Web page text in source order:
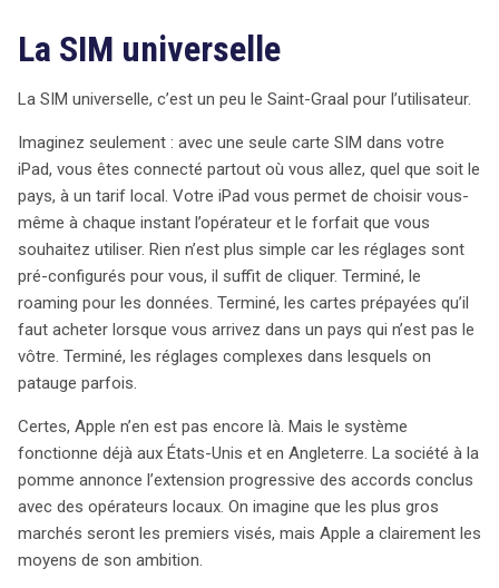
La SIM universelle pourrait bien révolutionner notre
façon de rester connectés à l’étranger. Imaginez une
seule carte SIM pour votre iPad, vous permettant de
conviennent, sans les tracas du roaming ou des cartes
prépayées. Bien que ce système soit déjà en place aux
États-Unis et au Royaume-Uni, Apple prévoit de l’étendre
progressivement, visant les principaux marchés.
Actuellement, la SIM universelle ne concerne que les
données, mais son potentiel est immense, notamment
pour les services de streaming et les applications qui
nécessitent une connexion constante. Cette initiative
marque un tournant décisif pour Apple, qui a
historiquement établi des partenariats exclusifs avec
des opérateurs pour la distribution de ses produits. En
rendant la carte SIM traditionnelle obsolète, Apple remet
en question un modèle économique ancré dans
l’industrie des télécommunications. Ce mouvement
pourrait également s’inscrire dans une stratégie plus
large, où Apple, évoluant vers une société de services,
pourrait exploiter les données utilisateur à des fins
La SIM universelle
La SIM universelle, c’est un peu le Saint-Graal pour l’utilisateur.
Imaginez seulement : avec une seule carte SIM dans votre
iPad, vous êtes connecté partout où vous allez, quel que soit le
pays, à un tarif local. Votre iPad vous permet de choisir vous-
même à chaque instant l’opérateur et le forfait que vous
souhaitez utiliser. Rien n’est plus simple car les réglages sont
pré-configurés pour vous, il suffit de cliquer. Terminé, le
roaming pour les données. Terminé, les cartes prépayées qu’il
faut acheter lorsque vous arrivez dans un pays qui n’est pas le
vôtre. Terminé, les réglages complexes dans lesquels on
patauge parfois.
Certes, Apple n’en est pas encore là. Mais le système
fonctionne déjà aux États-Unis et en Angleterre. La société à la
pomme annonce l’extension progressive des accords conclus
avec des opérateurs locaux. On imagine que les plus gros
marchés seront les premiers visés, mais Apple a clairement les
moyens de son ambition.